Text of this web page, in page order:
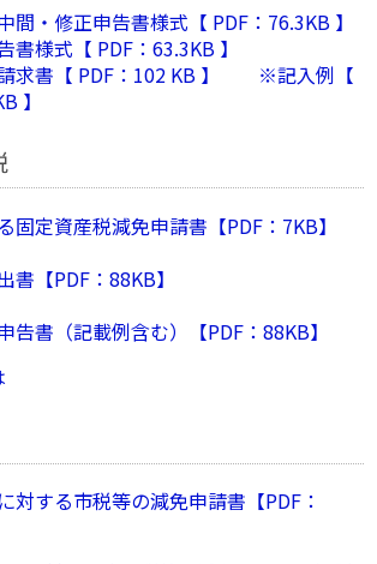
間・修正申告書様式【 PDF：76.3KB 】
書様式【 PDF：63.3KB 】
請求書【 PDF：102 KB 】 ※記入例【
】
固定資産税減免申請書【PDF：7KB】
書【PDF：88KB】
告書（記載例含む）【PDF：88KB】
対する市税等の減免申請書【PDF：